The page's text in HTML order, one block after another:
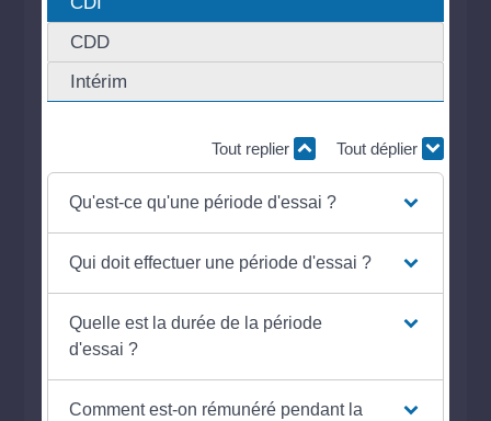
CDD
Intérim
Tout replier Tout déplier
Qu'est-ce qu'une période d'essai ?
Qui doit effectuer une période d'essai ?
Quelle est la durée de la période
d'essai ?
Comment est-on rémunéré pendant la